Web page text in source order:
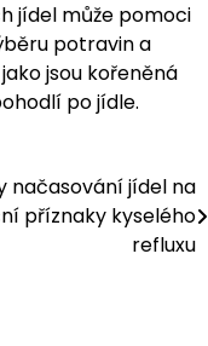
jídel může pomoci
potravin a
jsou kořeněná
po jídle.
načasování jídel na
příznaky kyselého
refluxu